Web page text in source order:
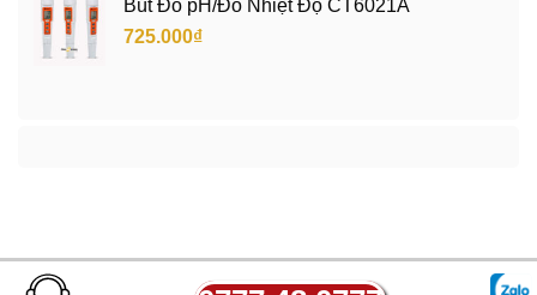
Bút Đo pH/Đo Nhiệt Độ CT6021A
725.000₫